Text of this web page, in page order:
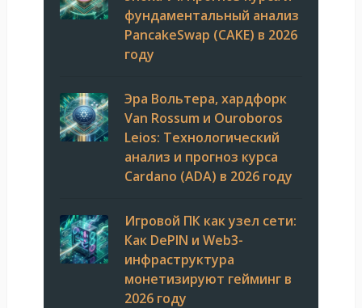
фундаментальный анализ
PancakeSwap (CAKE) в 2026
году
Эра Вольтера, хардфорк
Van Rossum и Ouroboros
Leios: Технологический
анализ и прогноз курса
Cardano (ADA) в 2026 году
Игровой ПК как узел сети:
Как DePIN и Web3-
инфраструктура
монетизируют гейминг в
2026 году